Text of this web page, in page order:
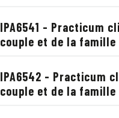
IPA6541 - Practicum
couple et de la
IPA6542 - Practicum
couple et de la